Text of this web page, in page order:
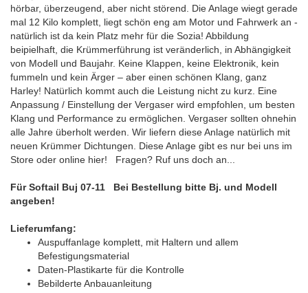
hörbar, überzeugend, aber nicht störend. Die Anlage wiegt gerade
mal 12 Kilo komplett, liegt schön eng am Motor und Fahrwerk an -
natürlich ist da kein Platz mehr für die Sozia! Abbildung
beipielhaft, die Krümmerführung ist veränderlich, in Abhängigkeit
von Modell und Baujahr. Keine Klappen, keine Elektronik, kein
fummeln und kein Ärger – aber einen schönen Klang, ganz
Harley! Natürlich kommt auch die Leistung nicht zu kurz. Eine
Anpassung / Einstellung der Vergaser wird empfohlen, um besten
Klang und Performance zu ermöglichen. Vergaser sollten ohnehin
alle Jahre überholt werden. Wir liefern diese Anlage natürlich mit
neuen Krümmer Dichtungen. Diese Anlage gibt es nur bei uns im
Store oder online hier! Fragen? Ruf uns doch an...
Für Softail Buj 07-11 Bei Bestellung bitte Bj. und Modell
angeben!
Lieferumfang:
Auspuffanlage komplett, mit Haltern und allem
Befestigungsmaterial
Daten-Plastikarte für die Kontrolle
Bebilderte Anbauanleitung